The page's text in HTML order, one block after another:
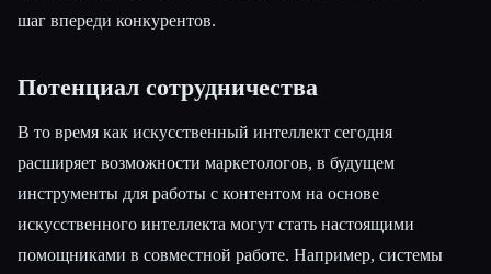
шаг впереди конкурентов.
Потенциал сотрудничества
В то время как искусственный интеллект сегодня
расширяет возможности маркетологов, в будущем
инструменты для работы с контентом на основе
искусственного интеллекта могут стать настоящими
помощниками в совместной работе. Например, системы